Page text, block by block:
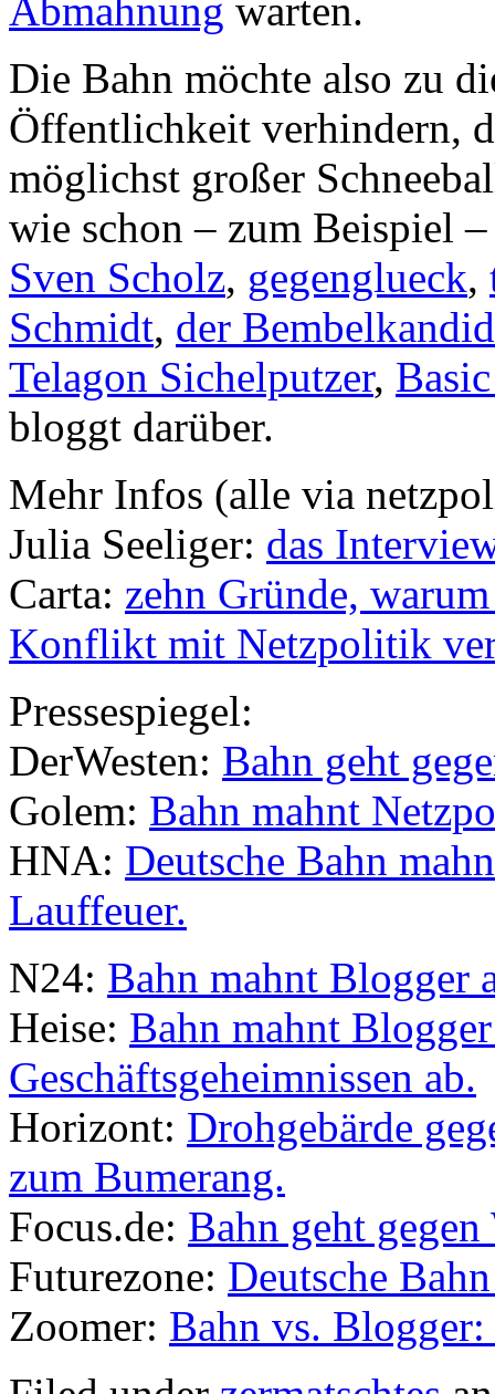
Abmahnung warten.
Die Bahn möchte also zu
Öffentlichkeit verhindern,
möglichst großer
wie schon – zum Beispiel
Sven Scholz, gegenglueck,
Schmidt, der
Telagon Sichelputzer,
bloggt darüber.
Mehr Infos (alle via
Julia Seeliger: das
Carta: zehn Gründe,
Konflikt mit Netzpolitik
Pressespiegel:
DerWesten: Bahn geht
Golem: Bahn mahnt
HNA: Deutsche Bahn
Lauffeuer.
N24: Bahn mahnt Blogger
Heise: Bahn mahnt
Geschäftsgeheimnissen ab.
Horizont: Drohgebärde
zum Bumerang.
Focus.de: Bahn geht
Futurezone: Deutsche
Zoomer: Bahn vs.